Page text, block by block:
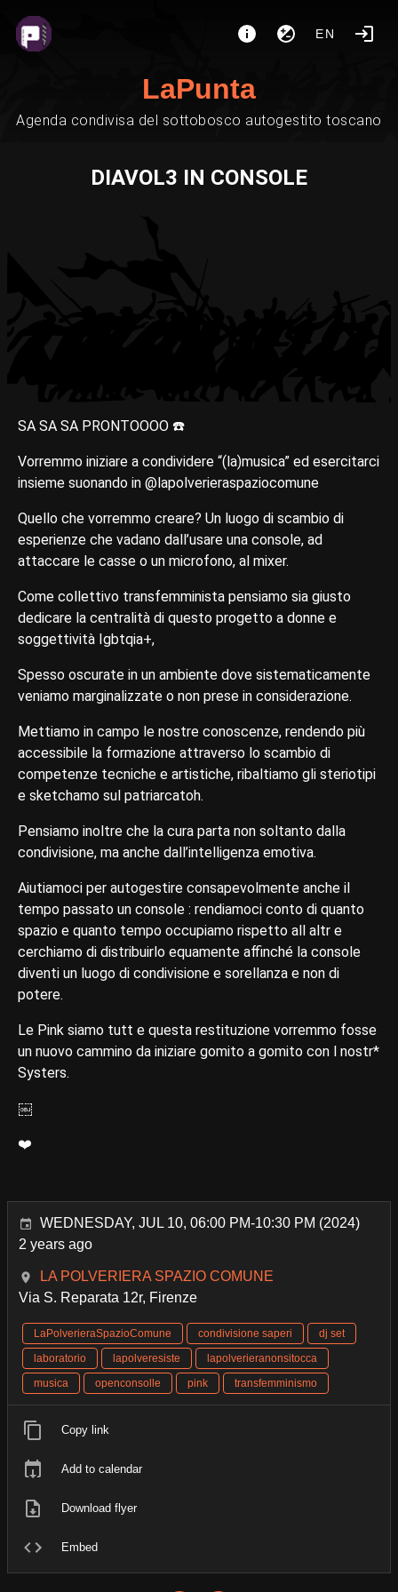
EN
LaPunta
Agenda condivisa del sottobosco autogestito toscano
DIAVOL3 IN CONSOLE
SA SA SA PRONTOOOO ☎️
Vorremmo iniziare a condividere “(la)musica” ed esercitarci
insieme suonando in @lapolverieraspaziocomune
Quello che vorremmo creare? Un luogo di scambio di
esperienze che vadano dall’usare una console, ad
attaccare le casse o un microfono, al mixer.
Come collettivo transfemminista pensiamo sia giusto
dedicare la centralità di questo progetto a donne e
soggettività Igbtqia+,
Spesso oscurate in un ambiente dove sistematicamente
veniamo marginalizzate o non prese in considerazione.
Mettiamo in campo le nostre conoscenze, rendendo più
accessibile la formazione attraverso lo scambio di
competenze tecniche e artistiche, ribaltiamo gli steriotipi
e sketchamo sul patriarcatoh.
Pensiamo inoltre che la cura parta non soltanto dalla
condivisione, ma anche dall’intelligenza emotiva.
Aiutiamoci per autogestire consapevolmente anche il
tempo passato un console : rendiamoci conto di quanto
spazio e quanto tempo occupiamo rispetto all altr e
cerchiamo di distribuirlo equamente affinché la console
diventi un luogo di condivisione e sorellanza e non di
potere.
Le Pink siamo tutt e questa restituzione vorremmo fosse
un nuovo cammino da iniziare gomito a gomito con l nostr*
Systers.
￼
❤️
WEDNESDAY, JUL 10, 06:00 PM-10:30 PM (2024)
2 years ago
LA POLVERIERA SPAZIO COMUNE
Via S. Reparata 12r, Firenze
LaPolverieraSpazioComune condivisione saperi
dj set
laboratorio
lapolveresiste
lapolverieranonsitocca
musica
openconsolle pink transfemminismo
Copy link
Add to calendar
Download flyer
Embed